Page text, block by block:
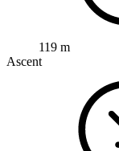
119 m
Ascent